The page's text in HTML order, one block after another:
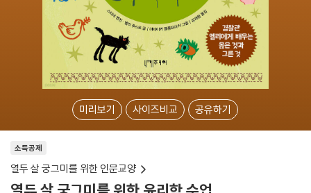
미리보기 사이즈비교 공유하기
소득공제
열두 살 궁그미를 위한 인문교양